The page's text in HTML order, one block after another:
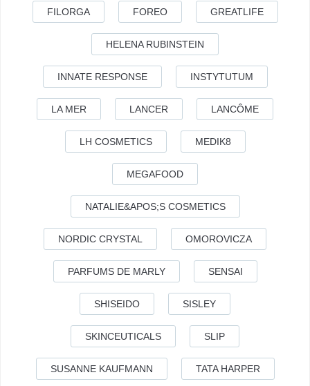
FILORGA FOREO GREATLIFE
HELENA RUBINSTEIN
INNATE RESPONSE INSTYTUTUM
LA MER LANCER LANCÔME
LH COSMETICS MEDIK8
MEGAFOOD
NATALIE&APOS;S COSMETICS
NORDIC CRYSTAL OMOROVICZA
PARFUMS DE MARLY SENSAI
SHISEIDO SISLEY
SKINCEUTICALS SLIP
SUSANNE KAUFMANN TATA HARPER